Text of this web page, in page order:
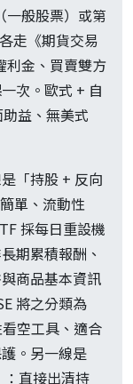
一般股票）或第
走《期貨交易
金、買賣雙方
次。歐式 + 自
益、無美式
「持股 + 反向
單、流動性
採每日重設機
期累積報酬、
商品基本資訊
將之分類為
空工具、適合
。另一線是
：直接出清持